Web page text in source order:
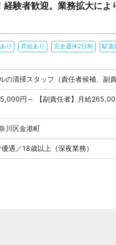
験者歓迎。業務拡大によ
り 昇給あり 完全週休2日制 駅直
の清掃スタッフ（責任者候補、副責
円～ 【副責任者】月給
川区金港町
遇／18歳以上（深夜業務）